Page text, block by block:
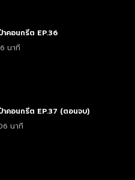
คอนกรีต EP.36
นาที
คอนกรีต EP.37 (ตอนจบ)
นาที